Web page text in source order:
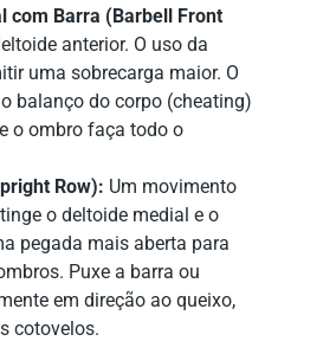
com Barra (Barbell Front
anterior. O uso da
uma sobrecarga maior. O
balanço do corpo (cheating)
o ombro faça todo o
Row): Um movimento
o deltoide medial e o
pegada mais aberta para
Puxe a barra ou
em direção ao queixo,
cotovelos.